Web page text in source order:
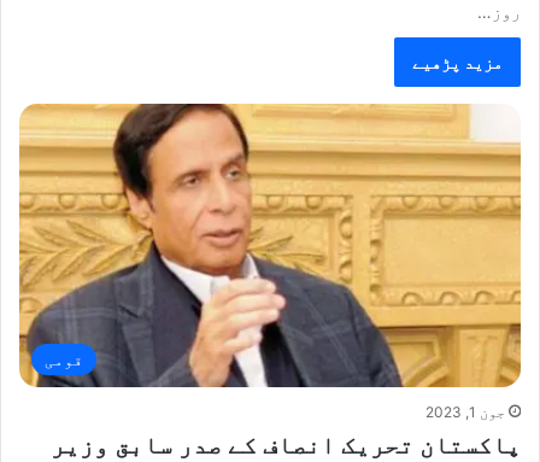
روز…
مزید پڑھیے
قومی
جون 1, 2023
پاکستان تحریک انصاف کے صدر سابق وزیر